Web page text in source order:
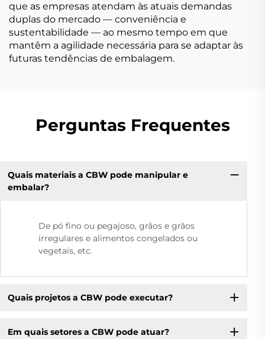
que as empresas atendam às atuais demandas
duplas do mercado — conveniência e
sustentabilidade — ao mesmo tempo em que
mantêm a agilidade necessária para se adaptar às
futuras tendências de embalagem.
Perguntas Frequentes
Quais materiais a CBW pode manipular e
embalar?
De pó fino ou pegajoso, grãos e grãos
irregulares e alimentos congelados ou
vegetais, etc.
Quais projetos a CBW pode executar?
Em quais setores a CBW pode atuar?